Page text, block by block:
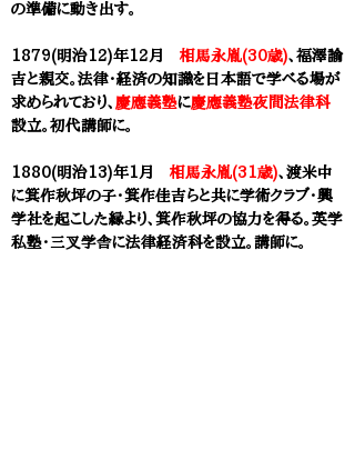
の準備に動き出す。
1879(明治12)年12月 相馬永胤(30歳)、 福澤諭
吉と親交。法律・経済の知識を日本語で学べる場が
求められており、 慶應義塾に慶應義塾夜間法律科
設立。初代講師に。
1880(明治13)年1月 相馬永胤(31歳)、渡米中
に箕作秋坪の子・箕作佳吉らと共に学術クラブ・興
学社を起こした縁より、 箕作秋坪の協力を得る。英学
私塾・ 三叉学舎に法律経済科を設立。講師に。